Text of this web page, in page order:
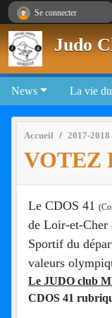
Judo
News La vie
Accueil 2017-2018
VOTEZ
Le CDOS 41 (
de Loir-et-Cher
Sportif du
valeurs
Le JUDO club
CDOS 41
Se connecter
Panneau de gestion des